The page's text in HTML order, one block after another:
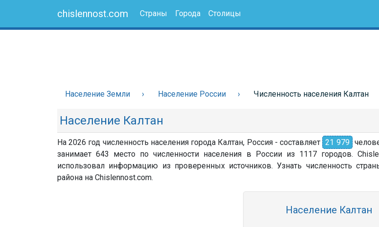
chislennost.com Страны Города Столицы
Население Земли Население России Численность населения Калтан
Население Калтан
На 2026 год численность населения города Калтан, Россия - составляет 21 979
занимает 643 место по численности населения в России из 1117 городов.
использовал информацию из проверенных источников. Узнать численность
района на Chislennost.com.
Население Калтан